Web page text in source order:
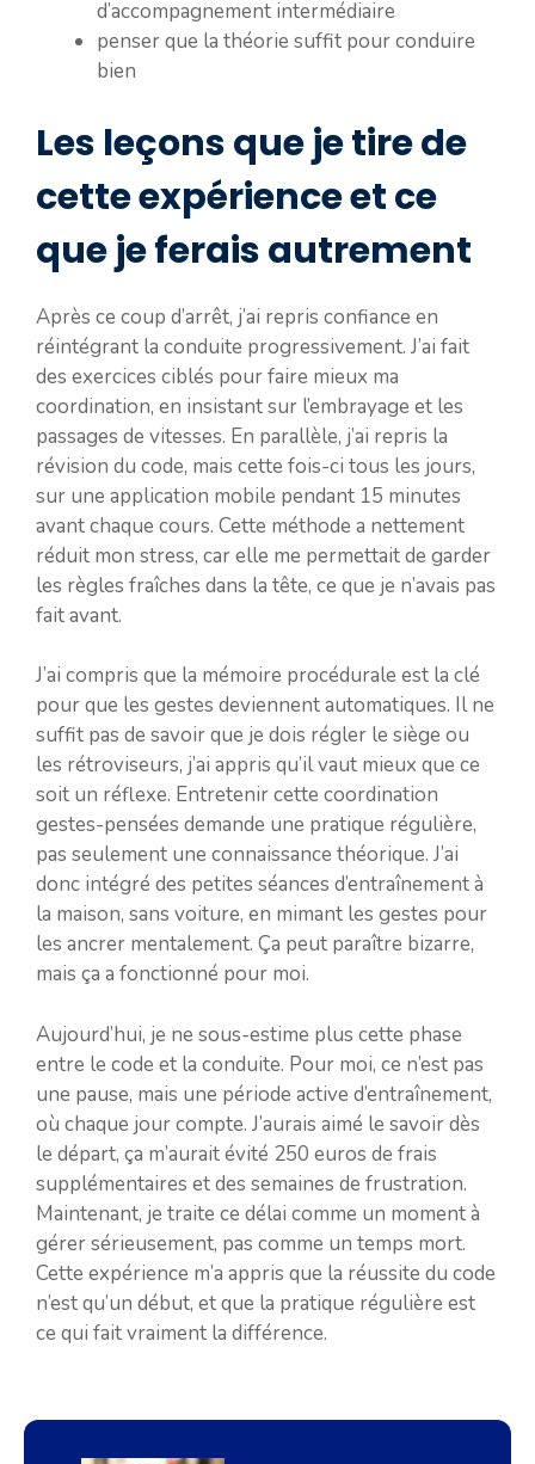
d’accompagnement intermédiaire
penser que la théorie suffit pour conduire
bien
Les leçons que je tire de
cette expérience et ce
que je ferais autrement
Après ce coup d’arrêt, j’ai repris confiance en
réintégrant la conduite progressivement. J’ai fait
des exercices ciblés pour faire mieux ma
coordination, en insistant sur l’embrayage et les
passages de vitesses. En parallèle, j’ai repris la
révision du code, mais cette fois-ci tous les jours,
sur une application mobile pendant 15 minutes
avant chaque cours. Cette méthode a nettement
réduit mon stress, car elle me permettait de garder
les règles fraîches dans la tête, ce que je n’avais pas
fait avant.
J’ai compris que la mémoire procédurale est la clé
pour que les gestes deviennent automatiques. Il ne
suffit pas de savoir que je dois régler le siège ou
les rétroviseurs, j’ai appris qu’il vaut mieux que ce
soit un réflexe. Entretenir cette coordination
gestes-pensées demande une pratique régulière,
pas seulement une connaissance théorique. J’ai
donc intégré des petites séances d’entraînement à
la maison, sans voiture, en mimant les gestes pour
les ancrer mentalement. Ça peut paraître bizarre,
mais ça a fonctionné pour moi.
Aujourd’hui, je ne sous-estime plus cette phase
entre le code et la conduite. Pour moi, ce n’est pas
une pause, mais une période active d’entraînement,
où chaque jour compte. J’aurais aimé le savoir dès
le départ, ça m’aurait évité 250 euros de frais
supplémentaires et des semaines de frustration.
Maintenant, je traite ce délai comme un moment à
gérer sérieusement, pas comme un temps mort.
Cette expérience m’a appris que la réussite du code
n’est qu’un début, et que la pratique régulière est
ce qui fait vraiment la différence.